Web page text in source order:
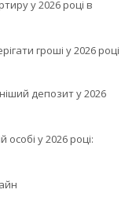
у 2026 році в
гроші у 2026 році
депозит у 2026
у 2026 році: